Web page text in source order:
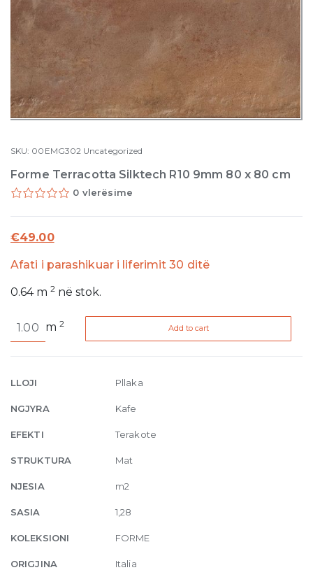
SKU: 00EMG302 Uncategorized
Forme Terracotta Silktech R10 9mm 80 x 80 cm
0 vlerësime
€49.00
Afati i parashikuar i liferimit 30 ditë
0.64 m2 në stok.
Terracotta
9mm
x
80
quantity
m2 Add to cart
LLOJI Pllaka
NGJYRA Kafe
EFEKTI Terakote
STRUKTURA Mat
NJESIA m2
SASIA 1,28
KOLEKSIONI FORME
ORIGJINA Italia